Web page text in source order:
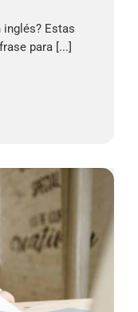
Estas
para [...]